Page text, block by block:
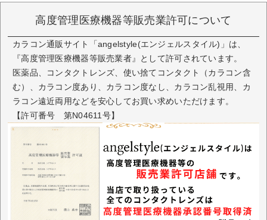
高度管理医療機器等販売業許可について
カラコン通販サイト「angelstyle(エンジェルスタイル)」は、
『高度管理医療機器等販売業者』として許可されています。
医薬品、コンタクトレンズ、使い捨てコンタクト（カラコン含
む）、カラコン度あり、カラコン度なし、カラコン乱視用、カ
ラコン遠近両用などを安心してお買い求めいただけます。
【許可番号 第N04611号】